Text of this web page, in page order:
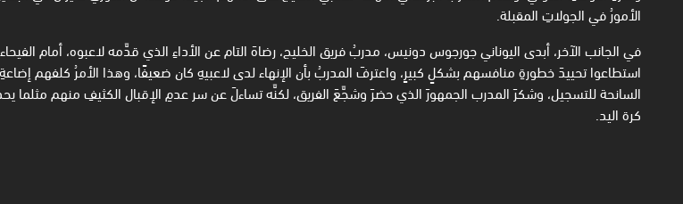
الأمورُ في الجولاتِ المقبلة.
في الجانب الآخر، أبدى اليوناني جورجوس دونيس، مدربُ فريق الخليج، رضاهَ التام عن الأداءِ الذي قدَّمه لاعبوه، أمام
استطاعوا تحييدَ خطورةِ منافسهم بشكلٍ كبيرٍ، واعترفَ المدربُ بأن الإنهاء لدى لاعبيهِ كان ضعيفًا، وهذا الأمرُ كلفهم
السانحة للتسجيل، وشكرَ المدرب الجمهورَ الذي حضرَ وشجَّعَ الفريق، لكنَّه تساءلَ عن سر عدمِ الإقبال الكثيفِ منهم مثلما
كرة اليد.